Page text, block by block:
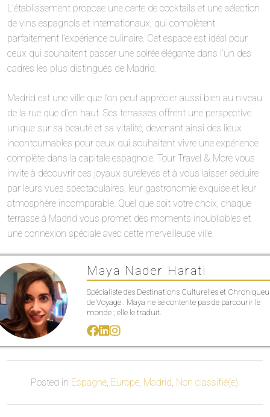
L’établissement propose une carte de cocktails et une sélection
de vins espagnols et internationaux, qui complètent
parfaitement l’expérience culinaire. Cet espace est idéal pour
ceux qui souhaitent passer une soirée élégante dans l’un des
cadres les plus distingués de Madrid.
Madrid est une ville que l’on peut apprécier aussi bien au niveau
de la rue que d’en haut. Ses terrasses offrent une perspective
unique sur sa beauté et sa vitalité, devenant ainsi des lieux
incontournables pour ceux qui souhaitent vivre une expérience
complète dans la capitale espagnole. Tour Travel & More vous
invite à découvrir ces joyaux surélevés et à vous laisser séduire
par leurs vues spectaculaires, leur gastronomie exquise et leur
atmosphère incomparable. Quel que soit votre choix, chaque
terrasse à Madrid vous promet des moments inoubliables et
une connexion spéciale avec cette merveilleuse ville.
Maya Nader Harati
Spécialiste des Destinations Culturelles et
de Voyage . Maya ne se contente pas de parcourir le
monde ; elle le traduit.
Posted in Espagne, Europe, Madrid, Non classifié(e).